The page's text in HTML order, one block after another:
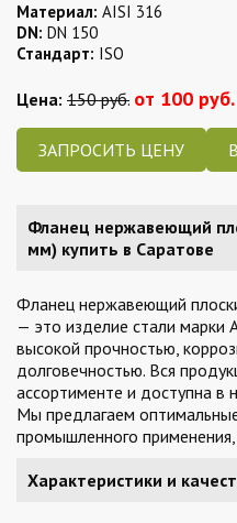
Материал: AISI 316
DN: DN 150
Стандарт: ISO
Цена: 150 руб. от 100 руб.
ЗАПРОСИТЬ ЦЕНУ
Фланец нержавеющий
мм) купить в Саратове
Фланец нержавеющий
— это изделие стали марки
высокой прочностью,
долговечностью. Вся
ассортименте и доступна в
Мы предлагаем
промышленного
Характеристики и